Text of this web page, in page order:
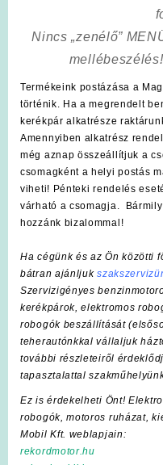
Nincs „zenélő”
Termékeink postázása a
történik. Ha a megrendelt
kerékpár alkatrésze
Amennyiben alkatrész
még aznap összeállítjuk a
csomagként a helyi postás
viheti! Pénteki rendelés
várható a csomagja.
hozzánk bizalommal!
Ha cégünk és az Ön közötti
bátran ajánljuk
Szervizigényes
kerékpárok, elektromos
robogók beszállítását
teherautónkkal vállaljuk
további részleteiről
tapasztalattal
Ez is érdekelheti Önt!
robogók, motoros ruházat,
Mobil Kft. weblapjain:
rekordmotor.hu